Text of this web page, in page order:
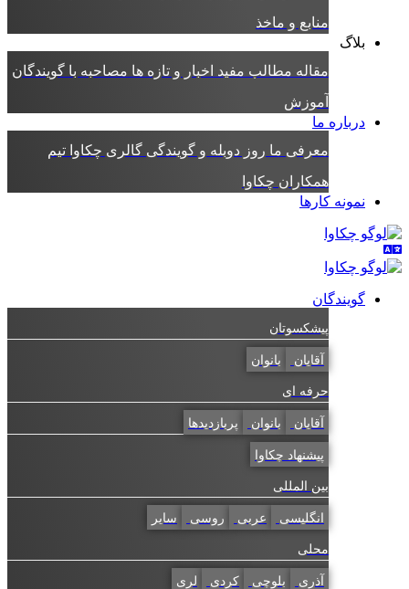
منابع و ماخذ
بلاگ
مقالهمطالب مفیداخبار و تازه ها مصاحبه با گویندگان
آموزش
درباره ما
معرفی ماروز دوبله و گویندگیگالری چکاواتیم
همکاران چکاوا
نمونه کارها
گویندگان
پیشکسوتان
بانوان
حرفه ای
بانوان پربازدیدها
پیشنهاد چکاوا
بین المللی
انگلیسی عربی روسی سایر
محلی
بلوچی کردی لری